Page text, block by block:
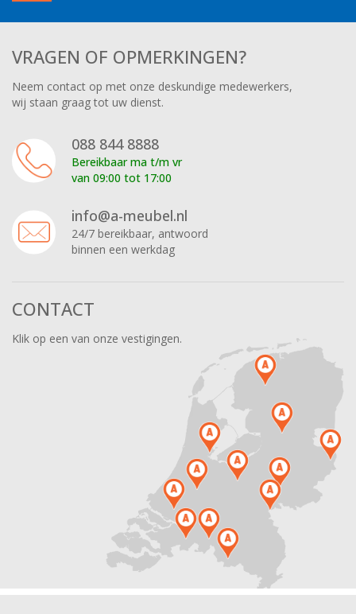
VRAGEN OF OPMERKINGEN?
Neem contact op met onze deskundige medewerkers,
wij staan graag tot uw dienst.
088 844 8888
Bereikbaar ma t/m vr
van 09:00 tot 17:00
info@a-meubel.nl
24/7 bereikbaar, antwoord
binnen een werkdag
CONTACT
Klik op een van onze vestigingen.